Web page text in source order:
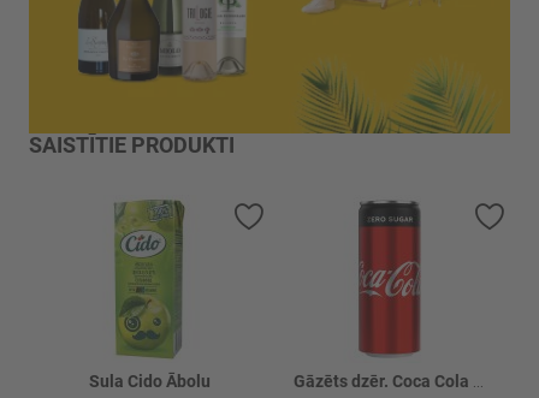
SAISTĪTIE PRODUKTI
Sula Cido Ābolu
Pievienot vēlmju sarakstam